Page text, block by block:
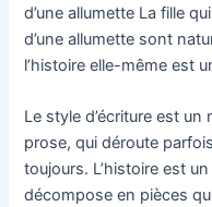
d’une allumette La fille
d’une allumette sont
l’histoire elle-même est
Le style d’écriture est
prose, qui déroute
toujours. L’histoire est
décompose en pièces